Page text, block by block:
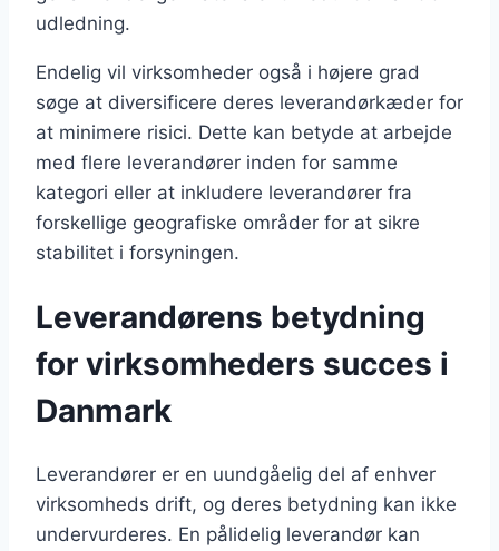
udledning.
Endelig vil virksomheder også i højere grad
søge at diversificere deres leverandørkæder for
at minimere risici. Dette kan betyde at arbejde
med flere leverandører inden for samme
kategori eller at inkludere leverandører fra
forskellige geografiske områder for at sikre
stabilitet i forsyningen.
Leverandørens betydning
for virksomheders succes i
Danmark
Leverandører er en uundgåelig del af enhver
virksomheds drift, og deres betydning kan ikke
undervurderes. En pålidelig leverandør kan